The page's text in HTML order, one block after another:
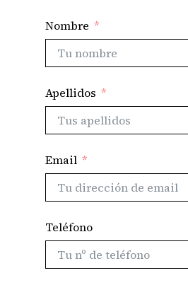
Nombre
Apellidos
Email
Teléfono